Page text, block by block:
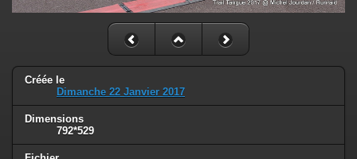
Créée le
Dimanche 22 Janvier 2017
Dimensions
792*529